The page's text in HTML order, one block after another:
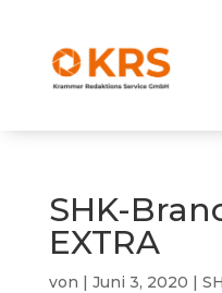
SHK-
EXTRA
von | Juni 3, 2020 |